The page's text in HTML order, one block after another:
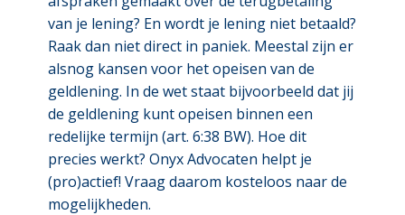
van je lening? En wordt je lening niet betaald?
Raak dan niet direct in paniek. Meestal zijn er
alsnog kansen voor het opeisen van de
geldlening. In de wet staat bijvoorbeeld dat jij
de geldlening kunt opeisen binnen een
redelijke termijn (art. 6:38 BW). Hoe dit
precies werkt? Onyx Advocaten helpt je
(pro)actief! Vraag daarom kosteloos naar de
mogelijkheden.